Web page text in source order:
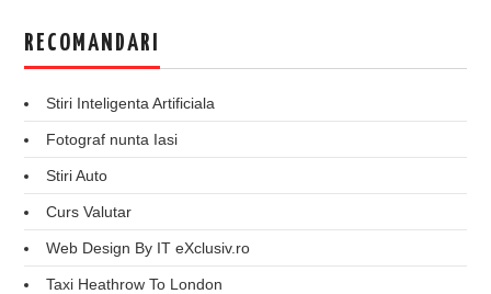
RECOMANDARI
Stiri Inteligenta Artificiala
Fotograf nunta Iasi
Stiri Auto
Curs Valutar
Web Design By IT eXclusiv.ro
Taxi Heathrow To London